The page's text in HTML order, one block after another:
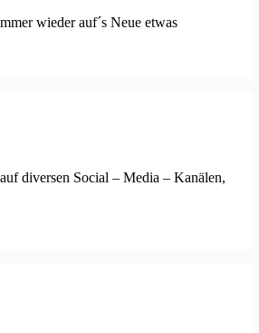
wieder auf´s Neue etwas
diversen Social – Media – Kanälen,